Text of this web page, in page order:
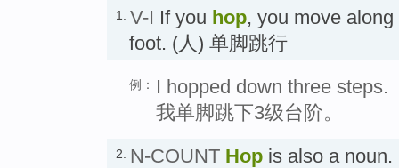
1. V-I If you hop, you move
foot. (人) 单脚跳行
例：
I hopped down three steps.
我单脚跳下3级台阶。
2. N-COUNT Hop is also a